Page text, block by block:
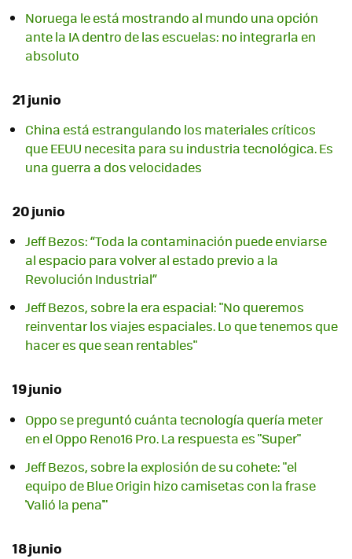
Noruega le está mostrando al mundo una opción
ante la IA dentro de las escuelas: no integrarla en
absoluto
21 junio
China está estrangulando los materiales críticos
que EEUU necesita para su industria tecnológica. Es
una guerra a dos velocidades
20 junio
Jeff Bezos: “Toda la contaminación puede enviarse
al espacio para volver al estado previo a la
Revolución Industrial”
Jeff Bezos, sobre la era espacial: "No queremos
reinventar los viajes espaciales. Lo que tenemos que
hacer es que sean rentables"
19 junio
Oppo se preguntó cuánta tecnología quería meter
en el Oppo Reno16 Pro. La respuesta es "Super"
Jeff Bezos, sobre la explosión de su cohete: "el
equipo de Blue Origin hizo camisetas con la frase
'Valió la pena'"
18 junio